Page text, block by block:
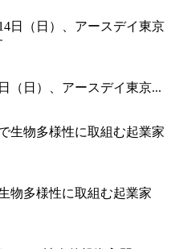
（日）、アースデイ東京...
物多様性に取組む起業家